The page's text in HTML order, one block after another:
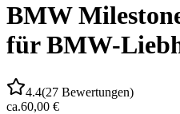
BMW
für BMW-
4.4(27 Bewertungen)
ca.60,00 €